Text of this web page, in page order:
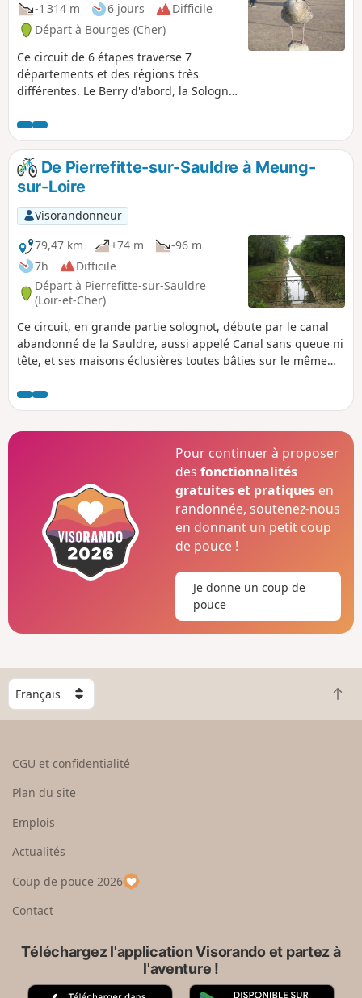
-1 314 m
6 jours
Difficile
Départ à Bourges (Cher)
Ce circuit de 6 étapes traverse 7
départements et des régions très
différentes. Le Berry d'abord, la Sologne
randonnées, entre les nombreux
domaines privés. Passage transitoire
sur "La Loire à Vélo", avant les plaines
de la Beauce et leurs mégalithes, suivi
du Parc National Régional du Perche. La
Normandie pour continuer, avec un
parcours plus accidenté, qui se termine
Promenade Savignac, sur les mythiques
planches de la plage de Trouville-sur-
Mer.
De Pierrefitte-sur-Sauldre à Meung-
sur-Loire
Visorandonneur
79,47 km
+74 m
-96 m
7h
Difficile
Départ à Pierrefitte-sur-Sauldre
(Loir-et-Cher)
Ce circuit, en grande partie solognot, débute par le canal
abandonné de la Sauldre, aussi appelé Canal sans queue ni
tête, et ses maisons éclusières toutes bâties sur le même
Ces lieux, parfois isolés, sont propices aux rencontres
fortuites avec chevreuils et sangliers. La traversée de la
Loire par le pont de Beaugency offre un magnifique
Pour continuer à proposer
desfonctionnalités
gratuites et pratiques en
randonnée, soutenez-nous
en donnant un petit coup
de pouce !
Je donne un coup de
pouce
C
h
o
e
u
p
a
R
e
CGU et confidentialité
Plan du site
Emplois
Actualités
Coup de pouce 2026
Contact
Téléchargez l'application Visorando et partez à
l'aventure !
A G